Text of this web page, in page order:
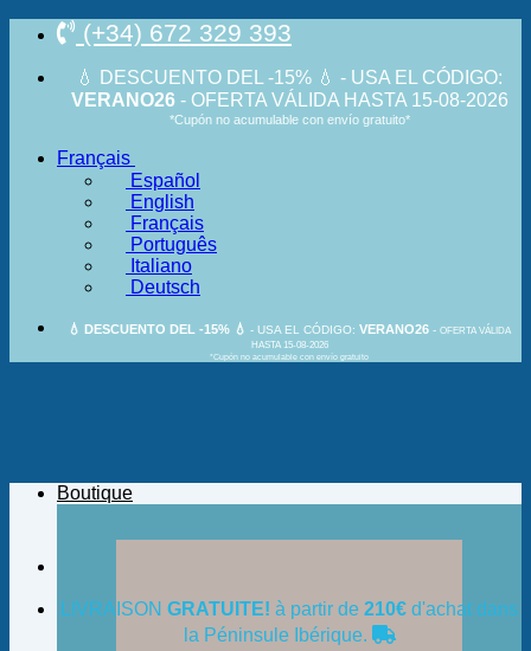
Passer
(+34) 672 329 393
💧 DESCUENTO DEL -15% 💧 - USA EL CÓDIGO:
VERANO26- OFERTA VÁLIDA HASTA 15-08-2026
*Cupón no acumulable con envío gratuito*
Français
Español
English
Français
Português
Italiano
Deutsch
💧 DESCUENTO DEL -15% 💧 - USA EL CÓDIGO: VERANO26 - OFERTA VÁLIDA
HASTA 15-08-2026
*Cupón no acumulable con envío gratuito
LIVRAISON GRATUITE! à partir de 210€ d'achat dans
la Péninsule Ibérique.
Boutique